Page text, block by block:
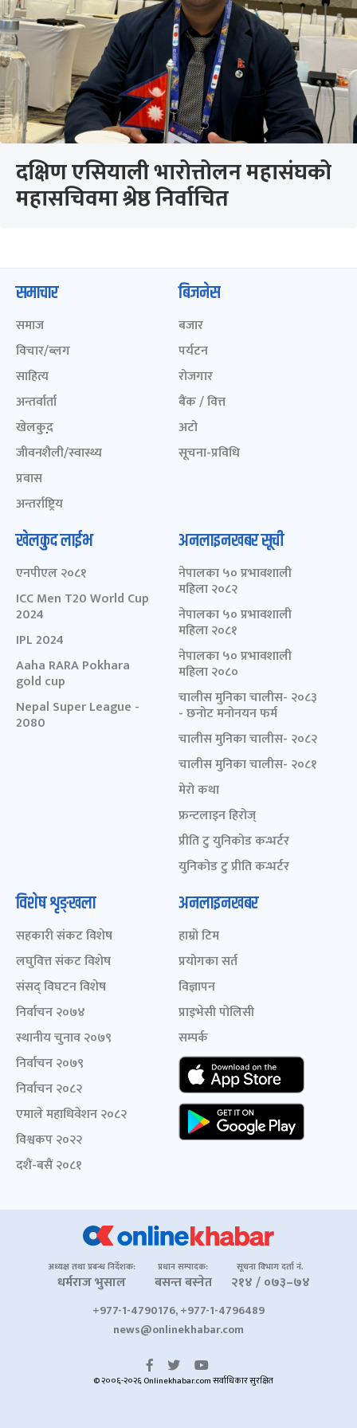
दक्षिण एसियाली भारोत्तोलन महासंघको
महासचिवमा श्रेष्ठ निर्वाचित
समाचार
समाज
विचार/ब्लग
साहित्य
अन्तर्वार्ता
खेलकुद़़
जीवनशैली/स्वास्थ्य
प्रवास
अन्तर्राष्ट्रिय
बिजनेस
बजार
पर्यटन
रोजगार
बैंक / वित्त
अटो
सूचना-प्रविधि
खेलकुद लाईभ
एनपीएल २०८१
ICC Men T20 World Cup
2024
IPL 2024
Aaha RARA Pokhara
gold cup
Nepal Super League -
2080
अनलाइनखबर सूची
नेपालका ५० प्रभावशाली
महिला २०८२
नेपालका ५० प्रभावशाली
महिला २०८१
नेपालका ५० प्रभावशाली
महिला २०८०
चालीस मुनिका चालीस- २०८३
- छनोट मनोनयन फर्म
चालीस मुनिका चालीस- २०८२
चालीस मुनिका चालीस- २०८१
मेरो कथा
फ्रन्टलाइन हिरोज्
प्रीति टु युनिकोड कन्भर्टर
युनिकोड टु प्रीति कन्भर्टर
विशेष शृङ्खला
सहकारी संकट विशेष
लघुवित्त संकट विशेष
संसद् विघटन विशेष
निर्वाचन २०७४
स्थानीय चुनाव २०७९
निर्वाचन २०७९
निर्वाचन २०८२
एमाले महाधिवेशन २०८२
विश्वकप २०२२
दशैं-बसैं २०८१
अनलाइनखबर
हाम्रो टिम
प्रयोगका सर्त
विज्ञापन
प्राइभेसी पोलिसी
सम्पर्क
अध्यक्ष तथा प्रबन्ध निर्देशक:
धर्मराज भुसाल
प्रधान सम्पादक:
बसन्त बस्नेत
सूचना विभाग दर्ता नं.
२१४ / ०७३–७४
+977-1-4790176, +977-1-4796489
news@onlinekhabar.com
© २००६-२०२६ Onlinekhabar.com सर्वाधिकार सुरक्षित